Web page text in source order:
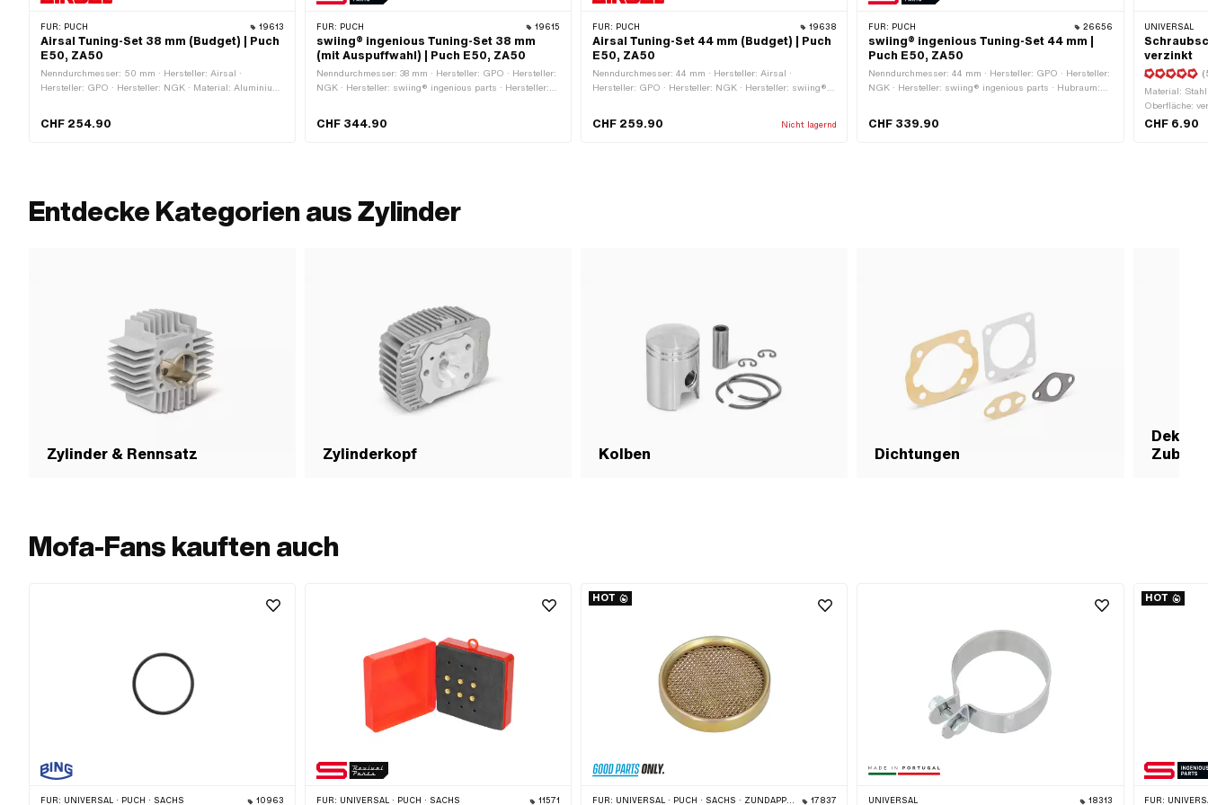
FÜR: PUCH 19613
Airsal Tuning-Set 38 mm (Budget) | Puch
E50, ZA50
Nenndurchmesser: 50 mm · Hersteller: Airsal ·
Hersteller: GPO · Hersteller: NGK · Material: Aluminium
Anwendungsbereich: Tuning
CHF 254.90
FÜR: PUCH 19615
swiing® ingenious Tuning-Set 38 mm
(mit Auspuffwahl) | Puch E50, ZA50
Nenndurchmesser: 38 mm · Hersteller: GPO · Hersteller:
NGK · Hersteller: swiing® ingenious parts · Hersteller:
Ja · Anwendungsbereich: Tuning
CHF 344.90
FÜR: PUCH 19638
Airsal Tuning-Set 44 mm (Budget) | Puch
E50, ZA50
Nenndurchmesser: 44 mm · Hersteller: Airsal ·
Hersteller: GPO · Hersteller: NGK · Hersteller: swiing®
Anwendungsbereich: Tuning
CHF 259.90 Nicht lagernd
FÜR: PUCH 26656
swiing® ingenious Tuning-Set 44 mm |
Puch E50, ZA50
Nenndurchmesser: 44 mm · Hersteller: GPO · Hersteller:
NGK · Hersteller: swiing® ingenious parts · Hubraum:
Anwendungsbereich: Tuning
CHF 339.90
UNIVERSAL
verzinkt
Material:
Oberfläche:
CHF 6.90
Entdecke Kategorien aus Zylinder
Zylinder & Rennsatz Zylinderkopf Kolben Dichtungen
Mofa-Fans kauften auch
FÜR: UNIVERSAL · PUCH · SACHS 10963 FÜR: UNIVERSAL · PUCH · SACHS 11571
HOT
FÜR: UNIVERSAL · PUCH · SACHS · ZÜNDAPP BELMONDO 17837 UNIVERSAL 18313
HOT
FÜR: